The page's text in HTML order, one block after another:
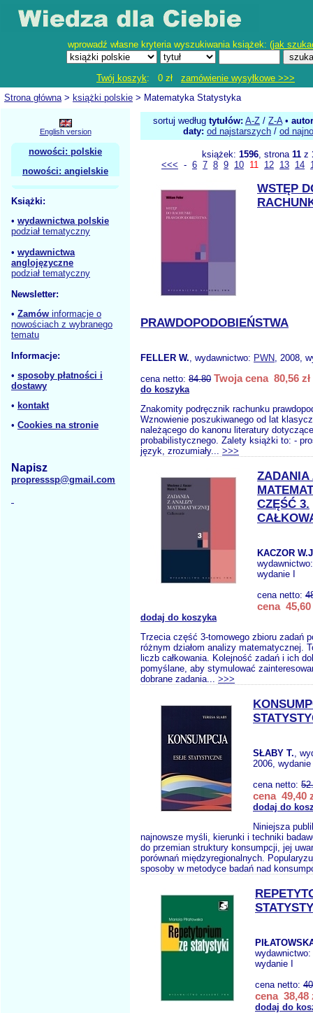
wprowadź własne kryteria wyszukiwania książek: (jak
Twój koszyk: 0 zł zamówienie wysyłkowe >>>
Strona główna> książki polskie > Matematyka Statystyka
English version
nowości: polskie
nowości: angielskie
Książki:
• wydawnictwa polskie
podział tematyczny
• wydawnictwa
anglojęzyczne
podział tematyczny
Newsletter:
• Zamów informacje o
nowościach z wybranego
tematu
Informacje:
• sposoby płatności i
dostawy
• kontakt
• Cookies na stronie
Napisz
propresssp@gmail.com
sortuj według tytułów: A-Z / Z-A•
daty: od najstarszych / od
książek: 1596, strona 11z
<<< - 6 7 8 9 10 11 12 13 14
WSTĘP
PRAWDOPODOBIEŃSTWA
FELLER W., wydawnictwo: PWN, 2008,
cena netto: 84.80 Twoja cena 80,56 zł
do koszyka
Znakomity podręcznik rachunku
Wznowienie poszukiwanego od lat
należącego do kanonu literatury
probabilistycznego. Zalety książki to: -
język, zrozumiały... >>>
ZADANIA
CZĘŚĆ 3.
KACZOR
wydanie I
cena netto:
cena 45,60
dodaj do koszyka
Trzecia część 3-tomowego zbioru zadań
różnym działom analizy matematycznej.
liczb całkowania. Kolejność zadań i ich
pomyślane, aby stymulować
dobrane zadania... >>>
SŁABY T.,
2006, wydanie
cena netto:
cena 49,40
dodaj do
Niniejsza
najnowsze myśli, kierunki i techniki
do przemian struktury konsumpcji, jej
porównań międzyregionalnych.
sposoby w metodyce badań nad
wydawnictwo:
wydanie I
cena netto:
cena 38,48
dodaj do